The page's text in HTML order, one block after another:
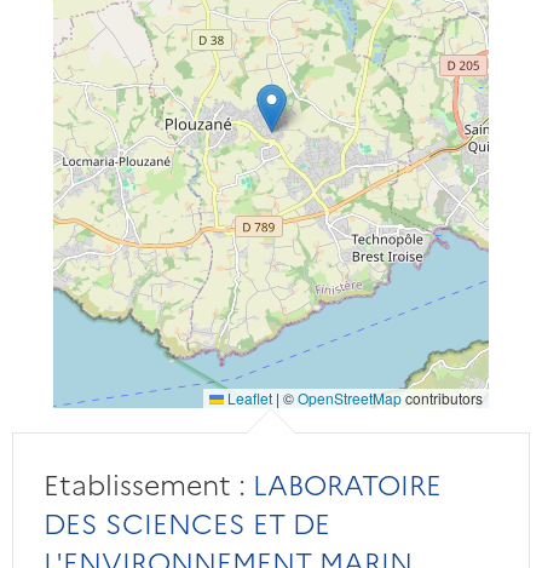
Leaflet | ©OpenStreetMapcontributors
Etablissement : LABORATOIRE
DES SCIENCES ET DE